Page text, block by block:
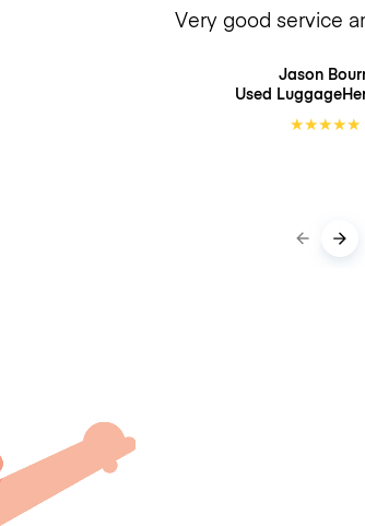
Very good service
Jason
Used
★★★★★